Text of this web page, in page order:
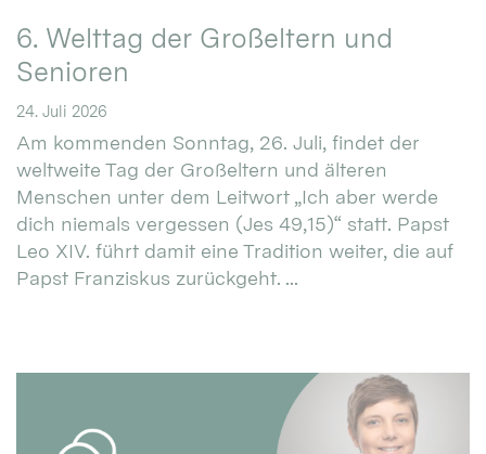
6. Welttag der Großeltern und
Senioren
24. Juli 2026
Am kommenden Sonntag, 26. Juli, findet der
weltweite Tag der Großeltern und älteren
Menschen unter dem Leitwort „Ich aber werde
dich niemals vergessen (Jes 49,15)“ statt. Papst
Leo XIV. führt damit eine Tradition weiter, die auf
Papst Franziskus zurückgeht. ...